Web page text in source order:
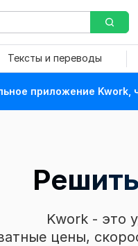
Тексты и переводы
приложение
Kwork - это
цены,